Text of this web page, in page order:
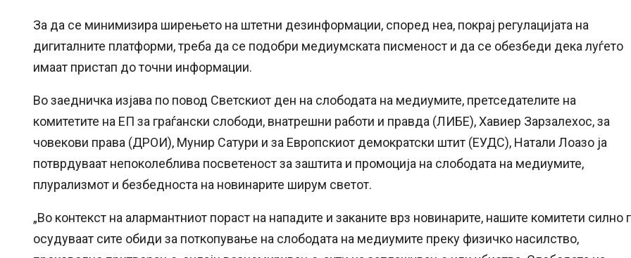
За да се минимизира ширењето на штетни дезинформации, според неа, покрај регулацијата на
дигиталните платформи, треба да се подобри медиумската писменост и да се обезбеди дека луѓето
имаат пристап до точни информации.
Во заедничка изјава по повод Светскиот ден на слободата на медиумите, претседателите на
комитетите на ЕП за граѓански слободи, внатрешни работи и правда (ЛИБЕ), Хавиер Зарзалехос, за
човекови права (ДРОИ), Мунир Сатури и за Европскиот демократски штит (ЕУДС), Натали Лоазо ја
потврдуваат непоколеблива посветеност за заштита и промоција на слободата на медиумите,
плурализмот и безбедноста на новинарите ширум светот.
„Во контекст на алармантниот пораст на нападите и заканите врз новинарите, нашите комитети силно
осудуваат сите обиди за поткопување на слободата на медиумите преку физичко насилство,